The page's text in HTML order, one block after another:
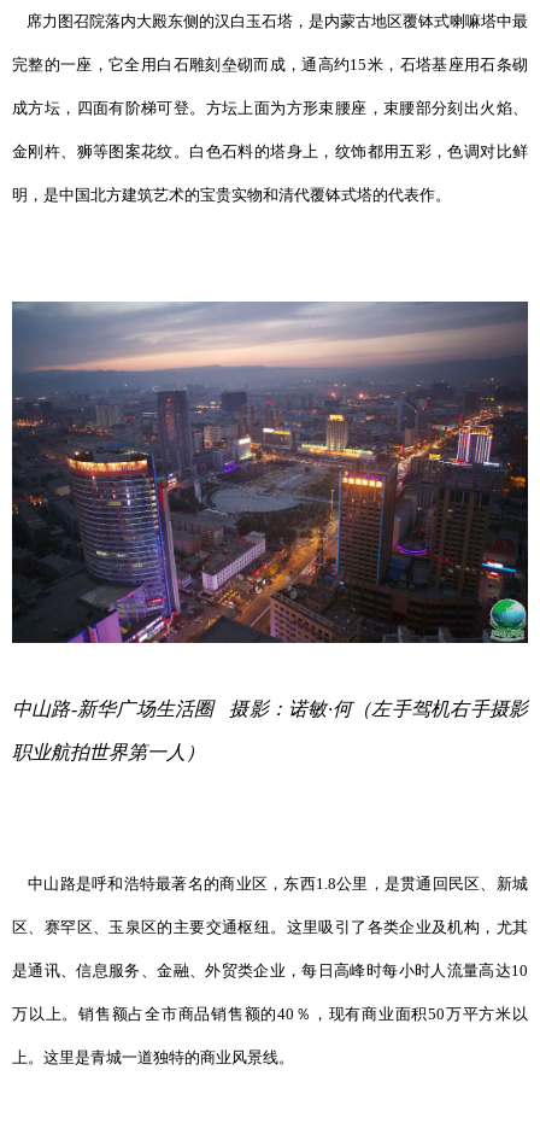
席力图召院落内大殿东侧的汉白玉石塔，是内蒙古地区覆钵式喇嘛塔中最
完整的一座，它全用白石雕刻垒砌而成，通高约15米，石塔基座用石条砌
成方坛，四面有阶梯可登。方坛上面为方形束腰座，束腰部分刻出火焰、
金刚杵、狮等图案花纹。白色石料的塔身上，纹饰都用五彩，色调对比鲜
明，是中国北方建筑艺术的宝贵实物和清代覆钵式塔的代表作。
中山路-新华广场生活圈 摄影：诺敏·何（左手驾机右手摄影
职业航拍世界第一人）
中山路是呼和浩特最著名的商业区，东西1.8公里，是贯通回民区、新城
区、赛罕区、玉泉区的主要交通枢纽。这里吸引了各类企业及机构，尤其
是通讯、信息服务、金融、外贸类企业，每日高峰时每小时人流量高达10
万以上。销售额占全市商品销售额的40％，现有商业面积50万平方米以
上。这里是青城一道独特的商业风景线。